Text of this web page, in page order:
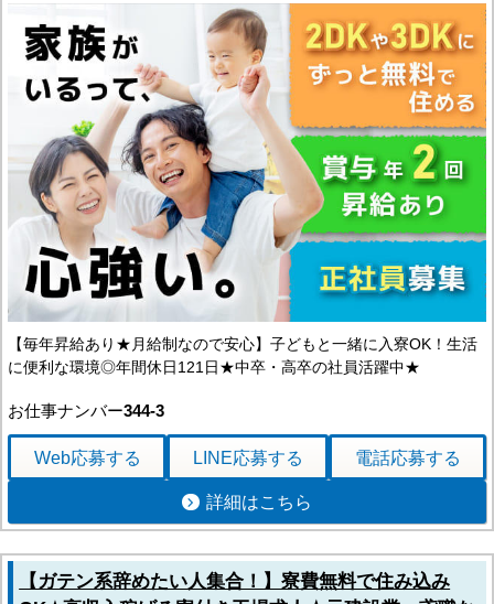
【毎年昇給あり★月給制なので安心】子どもと一緒に入寮OK！生活
に便利な環境◎年間休日121日★中卒・高卒の社員活躍中★
お仕事ナンバー344-3
Web応募する LINE応募する 電話応募する
詳細はこちら
【ガテン系辞めたい人集合！】寮費無料で住み込み